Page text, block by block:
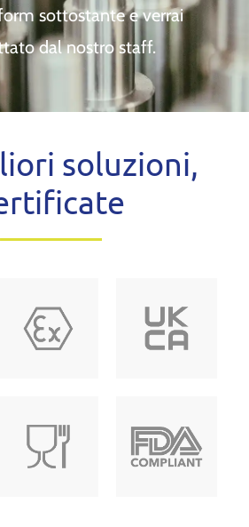
sottostante e verrai
dal nostro staff.
soluzioni,